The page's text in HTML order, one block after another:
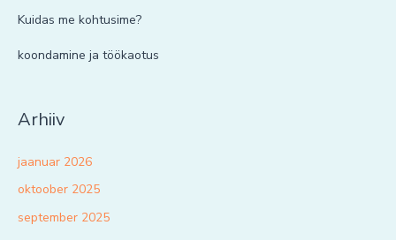
Kuidas me kohtusime?
koondamine ja töökaotus
Arhiiv
jaanuar 2026
oktoober 2025
september 2025